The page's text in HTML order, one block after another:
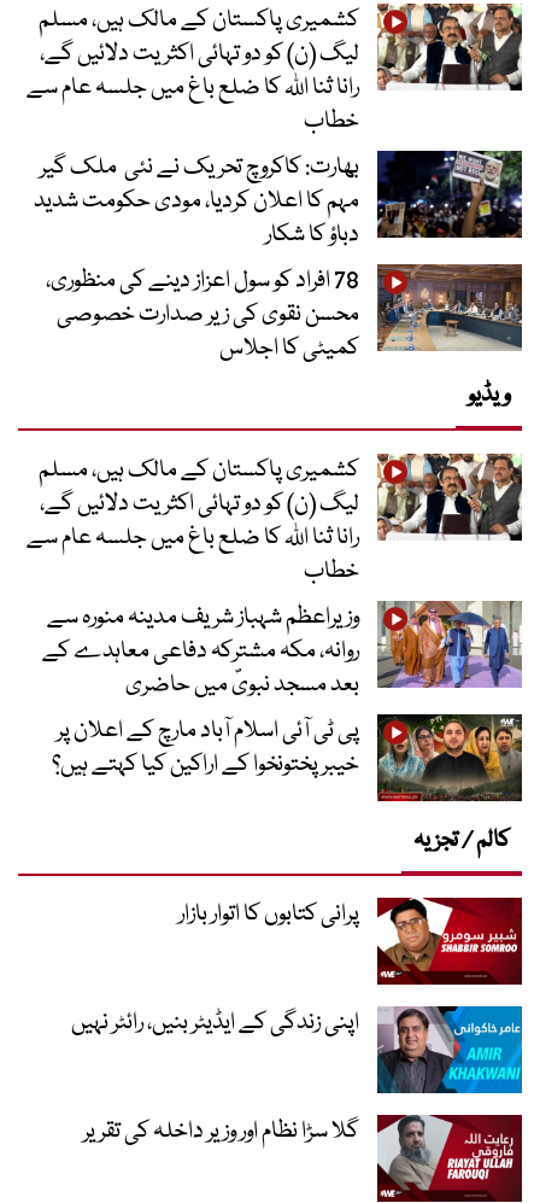
کشمیری پاکستان کے مالک ہیں، مسلم
لیگ (ن) کو دو تہائی اکثریت دلائیں گے،
رانا ثنا اللہ کا ضلع باغ میں جلسہ عام سے
خطاب
بھارت: کاکروچ تحریک نے نئی ملک گیر
مہم کا اعلان کردیا، مودی حکومت شدید
دباؤ کا شکار
78 افراد کو سول اعزاز دینے کی منظوری،
محسن نقوی کی زیر صدارت خصوصی
کمیٹی کا اجلاس
ویڈیو
کشمیری پاکستان کے مالک ہیں، مسلم
لیگ (ن) کو دو تہائی اکثریت دلائیں گے،
رانا ثنا اللہ کا ضلع باغ میں جلسہ عام سے
خطاب
وزیراعظم شہباز شریف مدینہ منورہ سے
روانہ، مکہ مشترکہ دفاعی معاہدے کے
بعد مسجد نبویؐ میں حاضری
پی ٹی آئی اسلام آباد مارچ کے اعلان پر
خیبر پختونخوا کے اراکین کیا کہتے ہیں؟
کالم / تجزیہ
پرانی کتابوں کا اتوار بازار
اپنی زندگی کے ایڈیٹر بنیں، رائٹر نہیں
گلا سڑا نظام اور وزیر داخلہ کی تقریر